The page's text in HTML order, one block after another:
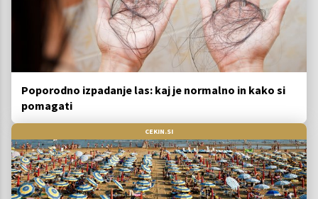
Poporodno izpadanje las: kaj je normalno in kako si
pomagati
CEKIN.SI